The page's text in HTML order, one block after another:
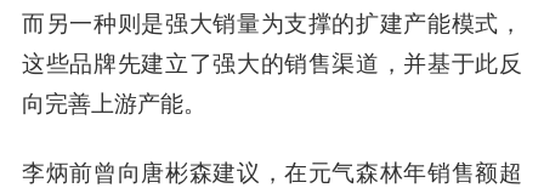
而另一种则是强大销量为支撑的扩建产能模式，
这些品牌先建立了强大的销售渠道 ，并基于此反
向完善上游产能。
李炳前曾向唐彬森建议，在元气森林年销售额超